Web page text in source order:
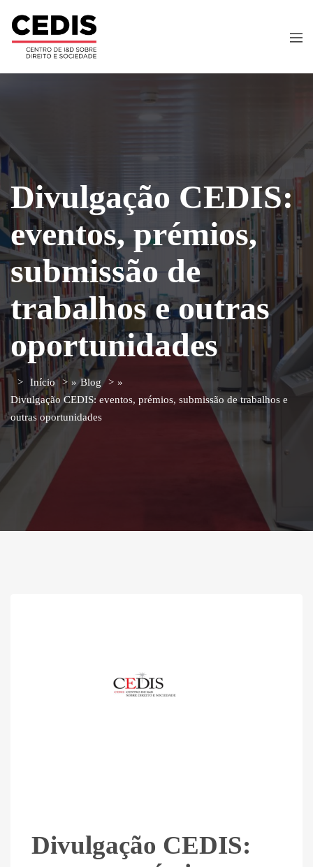
Divulgação CEDIS:
eventos, prémios,
submissão de
trabalhos e outras
oportunidades
Início » Blog
»
Divulgação CEDIS: eventos, prémios, submissão de trabalhos e
outras oportunidades
Divulgação CEDIS: